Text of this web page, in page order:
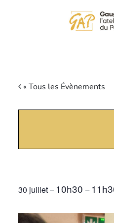
« Tous les Évènements
30 juillet– 10h30 –